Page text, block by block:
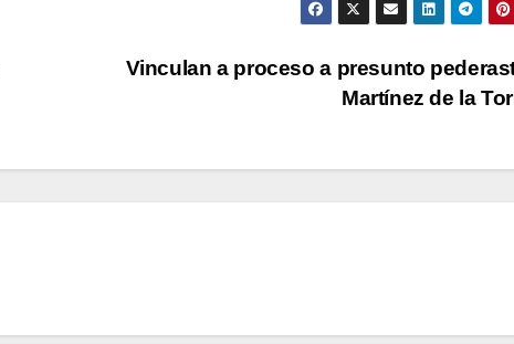
Vinculan a proceso a presunto
Martínez de la